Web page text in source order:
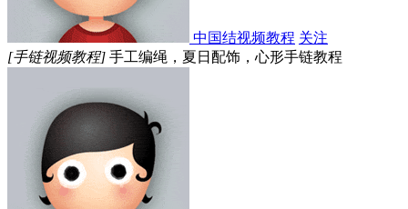
中国结视频教程 关注
[手链视频教程] 手工编绳，夏日配饰，心形手链教程